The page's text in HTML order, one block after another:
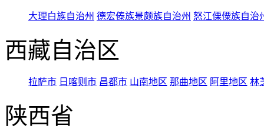
大理白族自治州 德宏傣族景颇族自治州 怒江傈僳族自治
西藏自治区
拉萨市 日喀则市 昌都市 山南地区 那曲地区 阿里地区 林
陕西省